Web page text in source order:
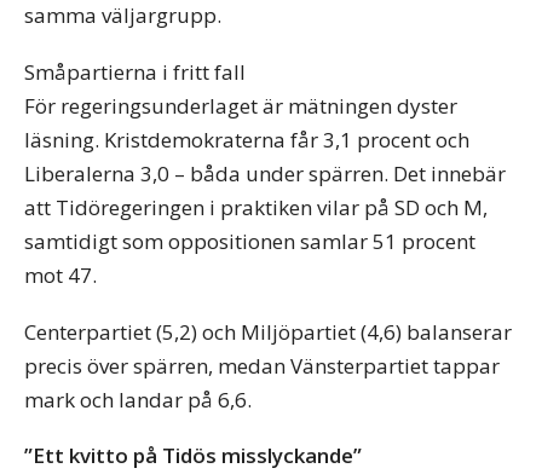
samma väljargrupp.
Småpartierna i fritt fall
För regeringsunderlaget är mätningen dyster
läsning. Kristdemokraterna får 3,1 procent och
Liberalerna 3,0 – båda under spärren. Det innebär
att Tidöregeringen i praktiken vilar på SD och M,
samtidigt som oppositionen samlar 51 procent
mot 47.
Centerpartiet (5,2) och Miljöpartiet (4,6) balanserar
precis över spärren, medan Vänsterpartiet tappar
mark och landar på 6,6.
”Ett kvitto på Tidös misslyckande”